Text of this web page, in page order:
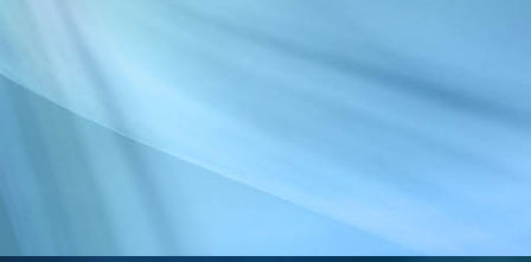
IMG-20240617-WA0126